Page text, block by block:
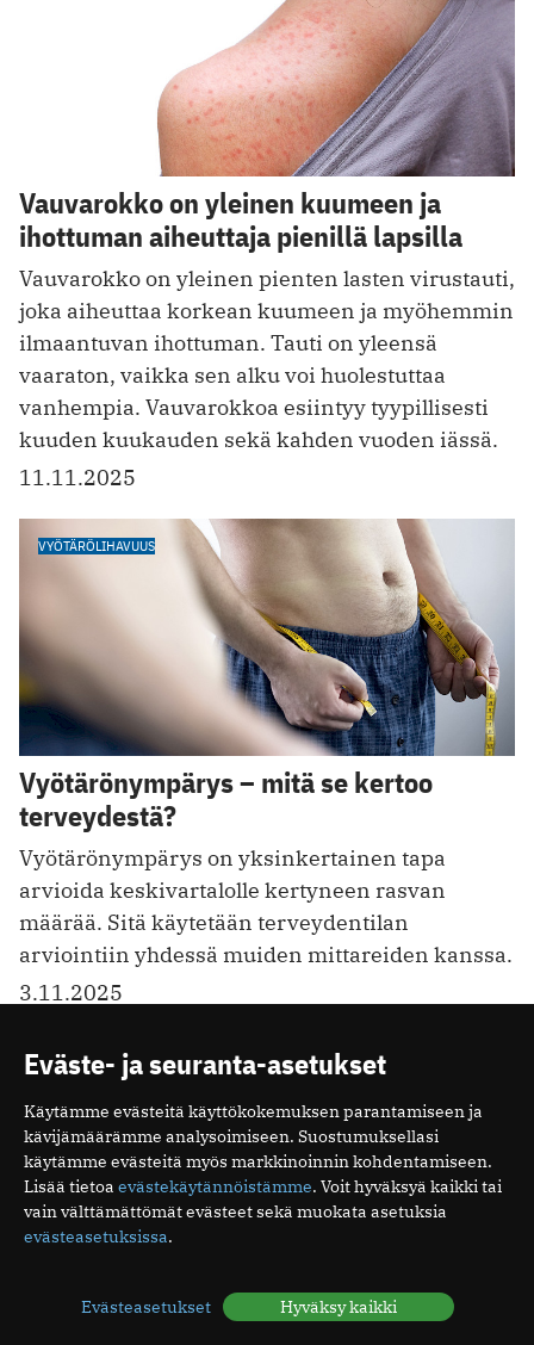
Vauvarokko on yleinen kuumeen ja
ihottuman aiheuttaja pienillä lapsilla
Vauvarokko on yleinen pienten lasten virustauti,
joka aiheuttaa korkean kuumeen ja myöhemmin
ilmaantuvan ihottuman. Tauti on yleensä
vaaraton, vaikka sen alku voi huolestuttaa
vanhempia. Vauvarokkoa esiintyy tyypillisesti
kuuden kuukauden sekä kahden vuoden iässä.
11.11.2025
VYÖTÄRÖLIHAVUUS
Vyötärönympärys – mitä se kertoo
terveydestä?
Vyötärönympärys on yksinkertainen tapa
arvioida keskivartalolle kertyneen rasvan
määrää. Sitä käytetään terveydentilan
arviointiin yhdessä muiden mittareiden kanssa.
3.11.2025
12345678910…83
VIIKON LUETUIMMAT
1 Dyspepsia tarkoittaa ylävatsaoireita
Ampiaisen pisto – näin hoidat pistoksen ja
tunnistat vakavan allergisen reaktion
Eväste- ja seuranta-asetukset
Käytämme evästeitä käyttökokemuksen parantamiseen ja
kävijämäärämme analysoimiseen. Suostumuksellasi
käytämme evästeitä myös markkinoinnin kohdentamiseen.
Lisää tietoa evästekäytännöistämme. Voit hyväksyä kaikki tai
vain välttämättömät evästeet sekä muokata asetuksia
evästeasetuksissa.
Evästeasetukset Hyväksy kaikki